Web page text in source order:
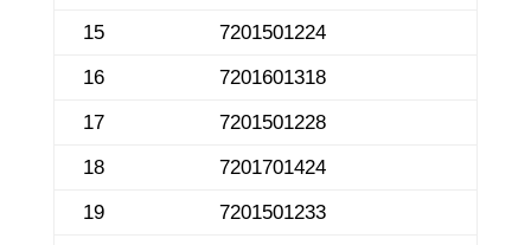
15
7201501224
16
7201601318
17
7201501228
18
7201701424
19
7201501233